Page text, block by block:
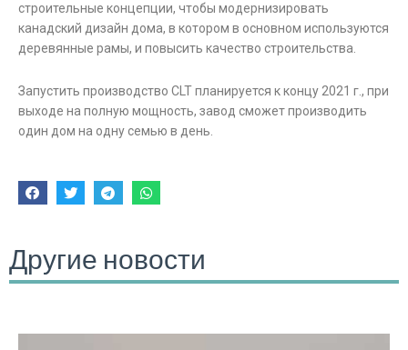
строительные концепции, чтобы модернизировать
канадский дизайн дома, в котором в основном используются
деревянные рамы, и повысить качество строительства.
Запустить производство CLT планируется к концу 2021 г., при
выходе на полную мощность, завод сможет производить
один дом на одну семью в день.
Другие новости